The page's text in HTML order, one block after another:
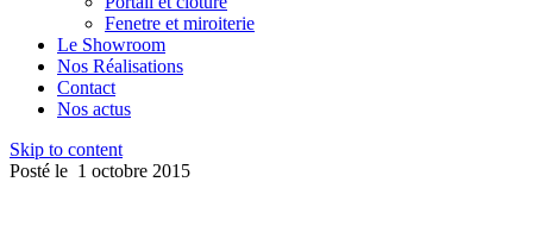
Fenetre et miroiterie
Le Showroom
Nos Réalisations
Contact
Nos actus
Skip to content
Posté le 1 octobre 2015